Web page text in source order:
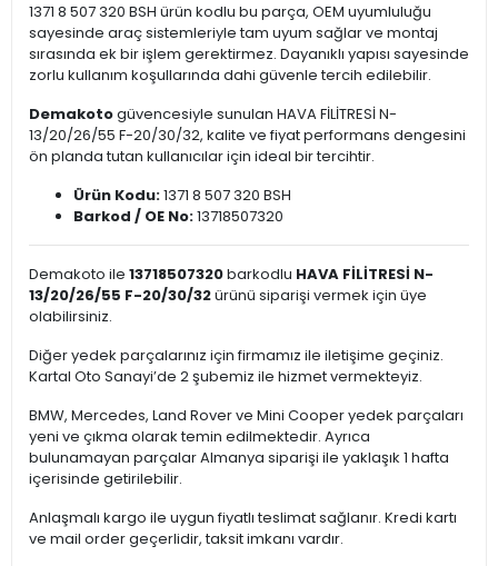
1371 8 507 320 BSH ürün kodlu bu parça, OEM uyumluluğu
sayesinde araç sistemleriyle tam uyum sağlar ve montaj
sırasında ek bir işlem gerektirmez. Dayanıklı yapısı sayesinde
zorlu kullanım koşullarında dahi güvenle tercih edilebilir.
Demakotogüvencesiyle sunulan HAVA FİLİTRESİ N-
13/20/26/55 F-20/30/32, kalite ve fiyat performans dengesini
ön planda tutan kullanıcılar için ideal bir tercihtir.
Ürün Kodu:1371 8 507 320 BSH
Barkod / OE No:13718507320
Demakoto ile 13718507320barkodlu HAVA FİLİTRESİ N-
13/20/26/55 F-20/30/32ürünü siparişi vermek için üye
olabilirsiniz.
Diğer yedek parçalarınız için firmamız ile iletişime geçiniz.
Kartal Oto Sanayi’de 2 şubemiz ile hizmet vermekteyiz.
BMW, Mercedes, Land Rover ve Mini Cooper yedek parçaları
yeni ve çıkma olarak temin edilmektedir. Ayrıca
bulunamayan parçalar Almanya siparişi ile yaklaşık 1 hafta
içerisinde getirilebilir.
Anlaşmalı kargo ile uygun fiyatlı teslimat sağlanır. Kredi kartı
ve mail order geçerlidir, taksit imkanı vardır.